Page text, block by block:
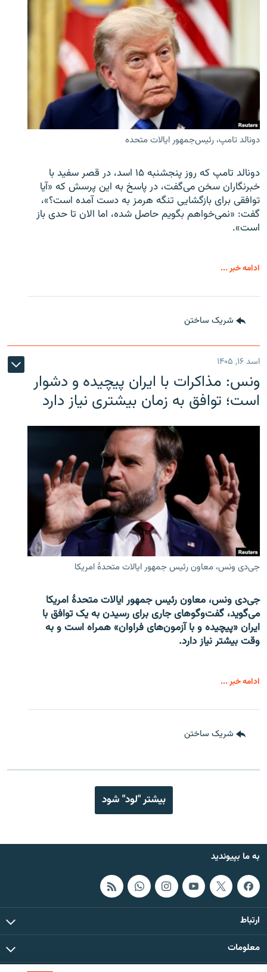
دونالد تامپ، رئیس‌جمهور ایالات متحده
دونالد تامپ که روز پنجشنبه ۱۵ اسد، در قصر سفید با
خبرنگاران سخن می‌گفت، در پاسخ به این پرسش که «آیا
توافقی برای بازگشایی تنگه هرمز به دست آمده است؟»،
گفت: «نمی‌خواهم بگویم حاصل شده، اما الان تا حدی باز
است».
ادامه خبر ...
شریک ساختن
اسد ۱۶, ۱۴۰۵
ونس: مذاکرات با ایران پیچیده و دشوار
است؛ توافق به زمان بیشتری نیاز دارد
جی‌دی ونس، معاون رئیس جمهور ایالات متحدۀ امریکا
جی‌دی ونس، معاون رئیس جمهور ایالات متحدۀ امریکا
می‌گوید، گفت‌وگوهای جاری برای رسیدن به یک توافق با
ایران «پیچیده و با آزمون‌های فراوان» همراه است و به
وقت بیشتر نیاز دارد.
ادامه خبر ...
شریک ساختن
بیشتر "لود" شود
به ما بپیوندید
ارتباط
معلومات